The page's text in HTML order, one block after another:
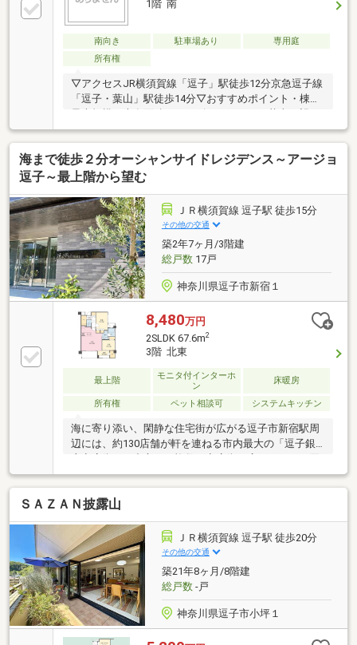
なる住まい LDKと廊下には贅沢なオーク材の突き板フ
ローリングを採用。 天井にもオーク材のパネルを施
し、自然の温もりを感じる上質なデザインへと仕上げ
ています。メゾネットタイプで、地下のベッドルーム
1階 南
南向き 駐車場あり
専用庭
所有権
▽アクセスJR横須賀線「逗子」駅徒歩12分京急逗子線
「逗子・葉山」駅徒歩14分▽おすすめポイント・棟内
最大規模の専有面積・シーズンによっては花火を望め
ます・サーフボード置き場あり・テラスや専用庭あ
り・住戸アクセスも便利な100％駐車場【専有面積詳
細】■専有面積：107.20㎡（約32.42坪）■テラス面
積：9.90㎡（約2.99坪）■ポーチ面積：4.06㎡（約1.22
積：6.37㎡（約1.92坪）【駐車場】※駐車場6台サブリ
ース契約中。ご利用には申し出より3か月を要しま
す。
海まで徒歩２分オーシャンサイドレジデンス～アージョ
逗子～最上階から望む
ＪＲ横須賀線 逗子駅 徒歩15分
その他の交通
築2年7ヶ月/3階建
総戸数17戸
神奈川県逗子市新宿１
8,480万円
2SLDK 67.6m2
3階 北東
最上階
モニタ付インターホ
ン
床暖房
所有権 ペット相談可 システムキッチン
海に寄り添い、閑静な住宅街が広がる逗子市新宿駅周
辺には、約130店舗が軒を連ねる市内最大の「逗子銀
い物も便利な事から、暮らしやすい街として人気を博
します。ご紹介するのは2024年築の「アージョ逗子」
専有面積は67.6㎡で間取りは2LDK＋DEN3階最上階に
位置し、リビングから田越川や緑豊かな山々を望む、
素敵なロケーション。家族団らんのリビングは開放感
に溢れ、床暖房が設置されていますので、冬も暖かく
お過ごし頂けます。キッチンはペニンシュラ型を採
用。約7帖の主寝室を含め、2部屋ございますので、マ
イホームはもちろん別荘利用にも！
ＳＡＺＡＮ披露山
ＪＲ横須賀線 逗子駅 徒歩20分
その他の交通
築21年8ヶ月/8階建
総戸数-戸
神奈川県逗子市小坪１